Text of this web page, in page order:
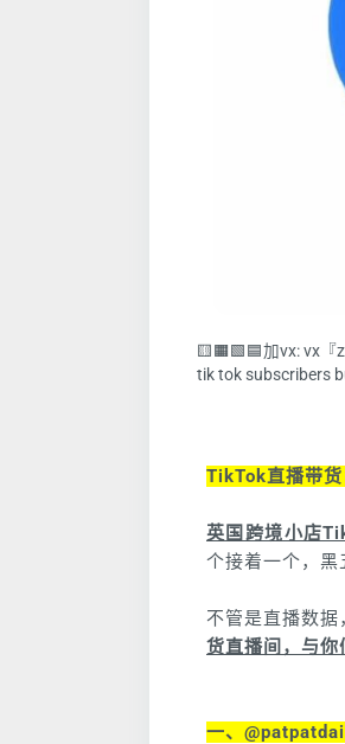
🟨🟧🟩🟦加vx: vx『
tik tok subscribers
TikTok直播带货
英国跨境小店
个接着一个，黑
不管是直播数
货直播间，与你
一、